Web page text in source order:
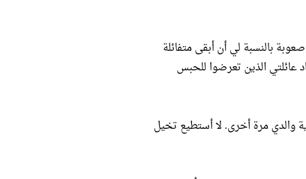
بالنسبة لي أن أبقى متفائلة
الذين تعرضوا للحبس
والدي مرة أخرى. لا أستطيع تخيل